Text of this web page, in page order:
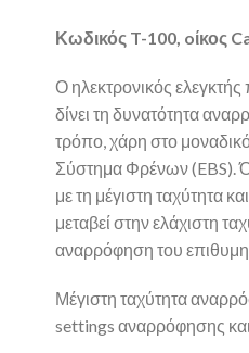
Κωδικός T-100, oίκος
Ο ηλεκτρονικός
δίνει τη δυνατότητα
τρόπο, χάρη στο
Σύστημα Φρένων (EBS).
με τη μέγιστη ταχύτητα
μεταβεί στην ελάχιστη
αναρρόφηση του
Μέγιστη ταχύτητα
settings αναρρόφησης